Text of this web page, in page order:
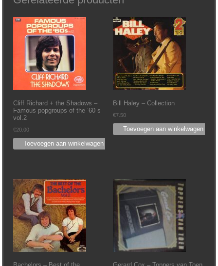
Cliff Richard + the Shadows –
Famous popgroups of the ’60 s
vol.2
€20.00
Toevoegen aan winkelwagen
Bill Haley – Collection
€7.50
Toevoegen aan winkelwagen